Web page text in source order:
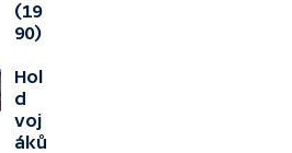
(19
90)
Hol
d
voj
áků